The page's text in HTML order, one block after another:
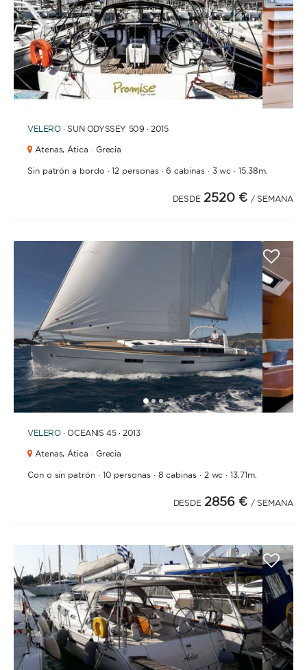
789101112131415161718
VELERO · SUN ODYSSEY 509 · 2015
Atenas, Ática · Grecia
Sin patrón a bordo ·12 personas·6 cabinas· 3 wc ·15.38m.
DESDE 2520 € / SEMANA
123
VELERO · OCEANIS 45 · 2013
Atenas, Ática · Grecia
Con o sin patrón· 10 personas· 8 cabinas· 2 wc ·13.71m.
DESDE 2856 € / SEMANA